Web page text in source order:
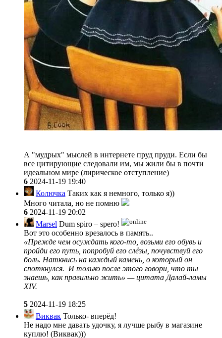
А "мудрых" мыслей в интернете пруд пруди. Если бы
все цитирующие следовали им, мы жили бы в почти
идеальном мире (лирическое отступление)
6 2024-11-19 19:40
Колючка Таких как я немного, только я))
Много читала, но не помню
6 2024-11-19 20:02
Marsel Dum spiro – spero!
Вот это особенно врезалось в память..
«Прежде чем осуждать кого-то, возьми его обувь и
пройди его путь, попробуй его слёзы, почувствуй его
боль. Наткнись на каждый камень, о который он
споткнулся. И только после этого говори, что ты
знаешь, как правильно жить» — цитата Далай-ламы
XIV.
5 2024-11-19 18:25
Виквак Только- вперёд!
Не надо мне давать удочку, я лучше рыбу в магазине
куплю! (Виквак)))